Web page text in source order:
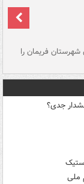
فریمان را
جدی؟